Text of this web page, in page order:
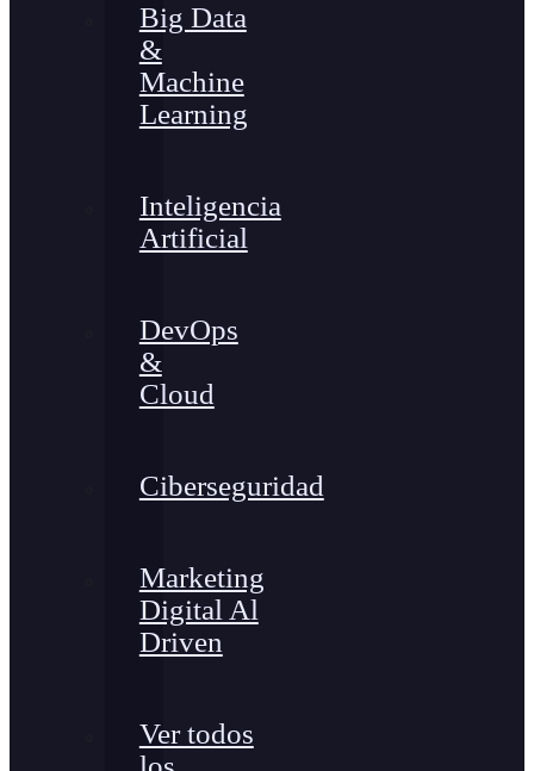
Big Data
&
Machine
Learning
Inteligencia
Artificial
DevOps
&
Cloud
Ciberseguridad
Marketing
Digital Al
Driven
Ver todos